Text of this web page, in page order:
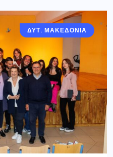
ΔΥΤ. ΜΑΚΕΔΟΝΙΑ